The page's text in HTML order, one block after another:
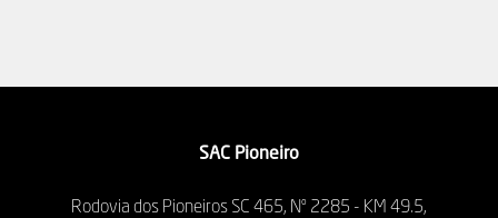
SAC Pioneiro
Rodovia dos Pioneiros SC 465, Nº 2285 - KM 49.5,